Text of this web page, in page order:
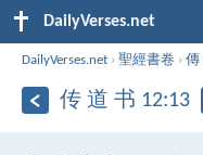
DailyVerses.net
DailyVerses.net ›聖經書卷 ›傳
传 道 书 12:13